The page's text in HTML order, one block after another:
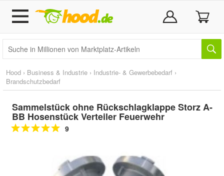
Hood › Business & Industrie › Industrie- & Gewerbebedarf ›
Brandschutzbedarf
Sammelstück ohne Rückschlagklappe Storz A-
BB Hosenstück Verteiler Feuerwehr
9